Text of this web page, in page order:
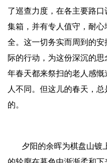
了巡查力度，在各主要路
集箱，并有专人值守，耐
全。这一切务实而周到的
际的行动，为这份深沉的
年春天都来祭扫的老人感
人不同。但这儿的春天，
的。
夕阳的余晖为棋盘山镀